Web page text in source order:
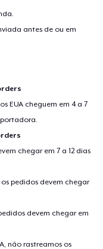
antes de ou em
EUA cheguem em 4 a 7
chegar em 7 a 12 dias
pedidos devem chegar
devem chegar em
não rastreamos os